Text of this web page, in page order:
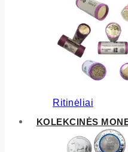
Ritinėliai
KOLEKCINĖS